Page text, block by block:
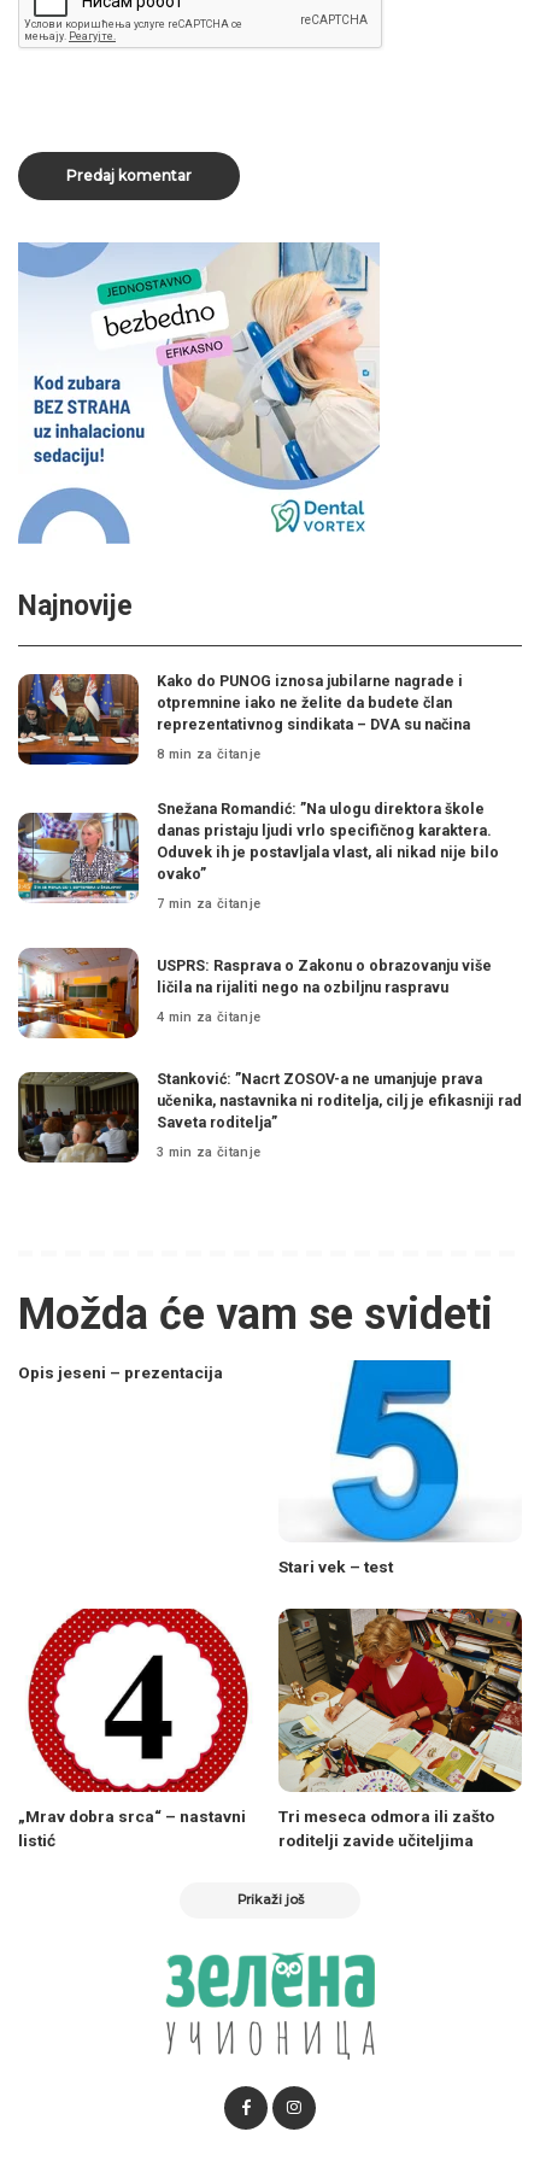
Najnovije
Kako do PUNOG iznosa jubilarne nagrade i
otpremnine iako ne želite da budete član
reprezentativnog sindikata – DVA su načina
8 min za čitanje
Snežana Romandić: ”Na ulogu direktora škole
danas pristaju ljudi vrlo specifičnog karaktera.
Oduvek ih je postavljala vlast, ali nikad nije bilo
ovako”
7 min za čitanje
USPRS: Rasprava o Zakonu o obrazovanju više
ličila na rijaliti nego na ozbiljnu raspravu
4 min za čitanje
Stanković: ”Nacrt ZOSOV-a ne umanjuje prava
učenika, nastavnika ni roditelja, cilj je efikasniji rad
Saveta roditelja”
3 min za čitanje
Možda će vam se svideti
Opis jeseni – prezentacija
Stari vek – test
„Mrav dobra srca“ – nastavni
listić
Tri meseca odmora ili zašto
roditelji zavide učiteljima
Prikaži još